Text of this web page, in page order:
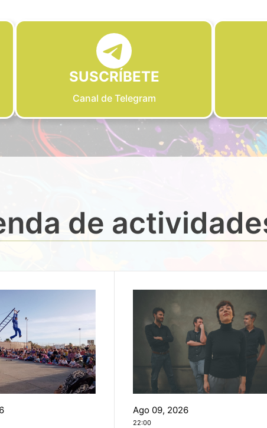
SUSCRÍBETE
Canal de Telegram
de
Ago 09, 2026
22:00